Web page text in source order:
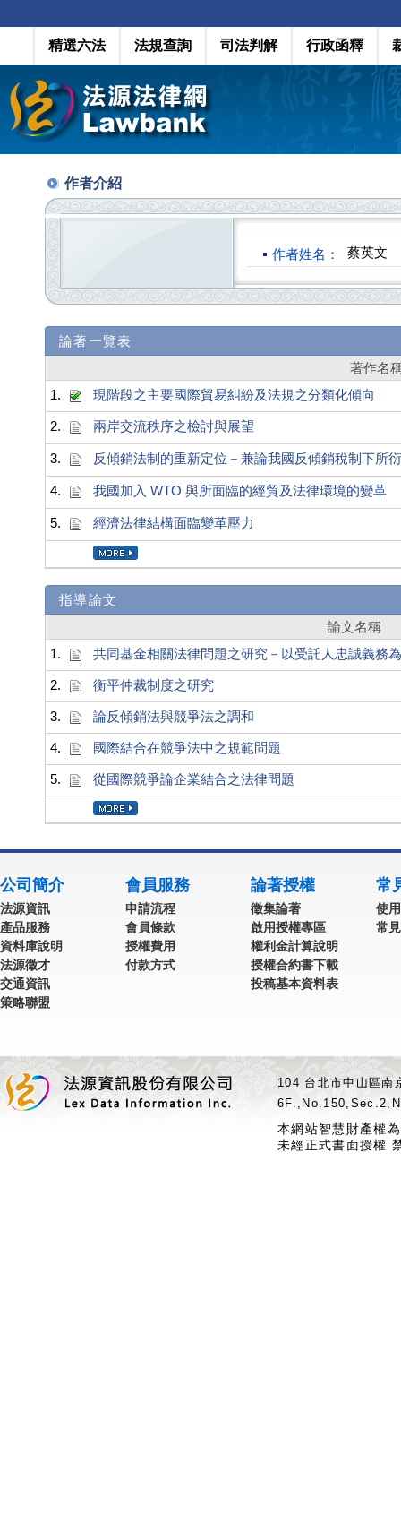
精選六法 法規查詢 司法判解 行政函釋
作者介紹
作者姓名： 蔡英文
論著一覽表
著作名
1.
現階段之主要國際貿易糾紛及法規之分類化傾向
2. 兩岸交流秩序之檢討與展望
3. 反傾銷法制的重新定位－兼論我國反傾銷稅制下所
4. 我國加入 WTO 與所面臨的經貿及法律環境的變革
5. 經濟法律結構面臨變革壓力
指導論文
論文名稱
1.
共同基金相關法律問題之研究－以受託人忠誠義務
2. 衡平仲裁制度之研究
3. 論反傾銷法與競爭法之調和
4. 國際結合在競爭法中之規範問題
5. 從國際競爭論企業結合之法律問題
公司簡介
法源資訊
產品服務
資料庫說明
法源徵才
交通資訊
策略聯盟
會員服務
申請流程
會員條款
授權費用
付款方式
論著授權
徵集論著
啟用授權專區
權利金計算說明
授權合約書下載
投稿基本資料表
常
使
常
104 台北市中山區
本網站智慧財產權
未經正式書面授權